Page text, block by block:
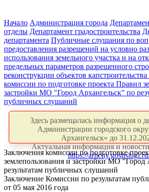
Начало Администрация города
отделы Департамент градостроительства
департамента Публичные слушания по
предоставления разрешений на условно
использования земельного участка и на
предельных параметров разрешенного
реконструкции объектов капстроительства
комиссии по подготовке проекта Правил
застройки МО "Город Архангельск" по
публичных слушаний
Здесь размещалась информация о
Администрации городского
Архангельск» до
Актуальная информация и новости
https://
Заключения комиссии по подготовке
землепользования и застройки МО "Город
результатам публичных слушаний
Заключение Комиссии по результатам
от 05 мая 2016 года